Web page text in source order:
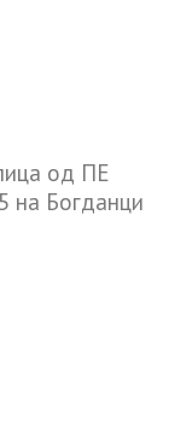
од ПЕ
на Богданци